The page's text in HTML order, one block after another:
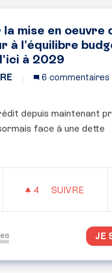
EXCESSIFS
mise en oeuvre
à l'équilibre
à 2029
6 commentaires
depuis maintenant
face à une dette
4 4 ABONNÉS
SUIVRE
JE